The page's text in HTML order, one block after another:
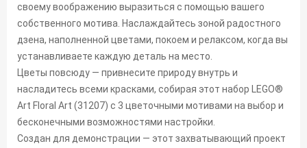
своему воображению выразиться с помощью вашего
собственного мотива. Наслаждайтесь зоной радостного
дзена, наполненной цветами, покоем и релаксом, когда вы
устанавливаете каждую деталь на место.
Цветы повсюду — привнесите природу внутрь и
насладитесь всеми красками, собирая этот набор LEGO®
Art Floral Art (31207) с 3 цветочными мотивами на выбор и
бесконечными возможностями настройки.
Создан для демонстрации — этот захватывающий проект